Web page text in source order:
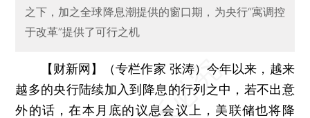
之下，加之全球降息潮提供的窗口期，为央行“寓调控
于改革”提供了可行之机
【财新网】（专栏作家 张涛）今年以来，越来
越多的央行陆续加入到降息的行列之中，若不出意
外的话，在本月底的议息会议上，美联储也将降